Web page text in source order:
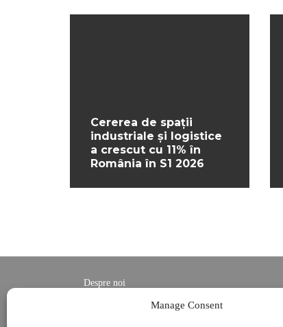
Manage Consent
Cererea de spații
industriale și logistice
a crescut cu 11% în
România în S1 2026
Despre noi